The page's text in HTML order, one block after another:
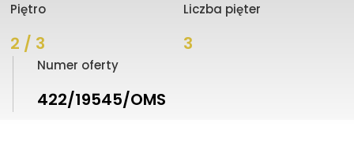
Piętro
2 / 3
Liczba pięter
3
Numer oferty
422/19545/OMS